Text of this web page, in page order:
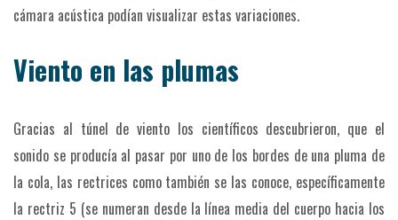
cámara acústica podían visualizar estas variaciones.
Viento en las plumas
Gracias al túnel de viento los científicos descubrieron, que el
sonido se producía al pasar por uno de los bordes de una pluma de
la cola, las rectrices como también se las conoce, específicamente
la rectriz 5 (se numeran desde la línea media del cuerpo hacia los